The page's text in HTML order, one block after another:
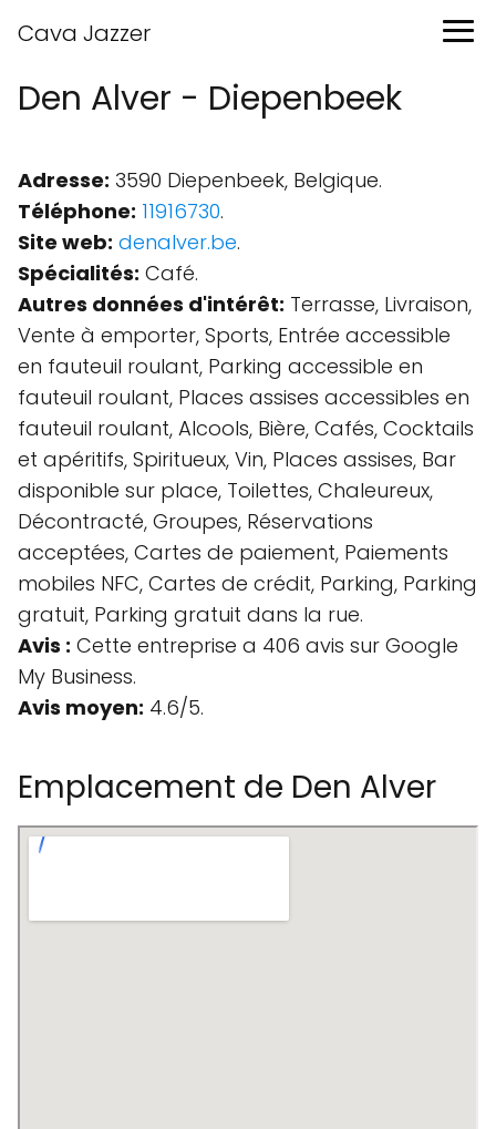
Cava Jazzer
Den Alver - Diepenbeek
Adresse: 3590 Diepenbeek, Belgique.
Téléphone: 11916730.
Site web: denalver.be.
Spécialités: Café.
Autres données d'intérêt: Terrasse, Livraison,
Vente à emporter, Sports, Entrée accessible
en fauteuil roulant, Parking accessible en
fauteuil roulant, Places assises accessibles en
fauteuil roulant, Alcools, Bière, Cafés, Cocktails
et apéritifs, Spiritueux, Vin, Places assises, Bar
disponible sur place, Toilettes, Chaleureux,
Décontracté, Groupes, Réservations
acceptées, Cartes de paiement, Paiements
mobiles NFC, Cartes de crédit, Parking, Parking
gratuit, Parking gratuit dans la rue.
Avis : Cette entreprise a 406 avis sur Google
My Business.
Avis moyen: 4.6/5.
Emplacement de Den Alver